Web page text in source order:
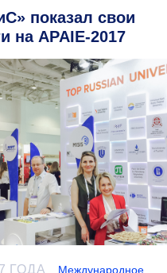
показал свои
на APAIE-2017
ГОДА
Международное